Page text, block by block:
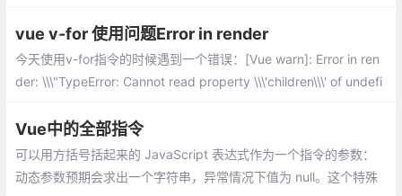
vue v-for 使用问题Error in render
今天使用v-for指令的时候遇到一个错误：[Vue warn]: Error in ren
der: \\\"TypeError: Cannot read property \\\'children\\\' of undefi
性值
Vue中的全部指令
可以用方括号括起来的 JavaScript 表达式作为一个指令的参数：
动态参数预期会求出一个字符串，异常情况下值为 null。这个特殊